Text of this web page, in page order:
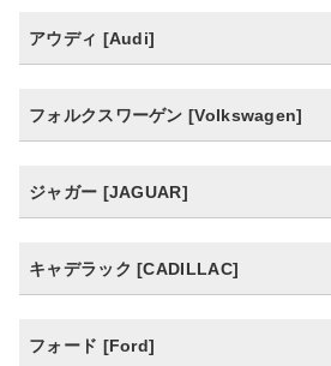
アウディ [Audi]
フォルクスワーゲン [Volkswagen]
ジャガー [JAGUAR]
キャデラック [CADILLAC]
フォード [Ford]